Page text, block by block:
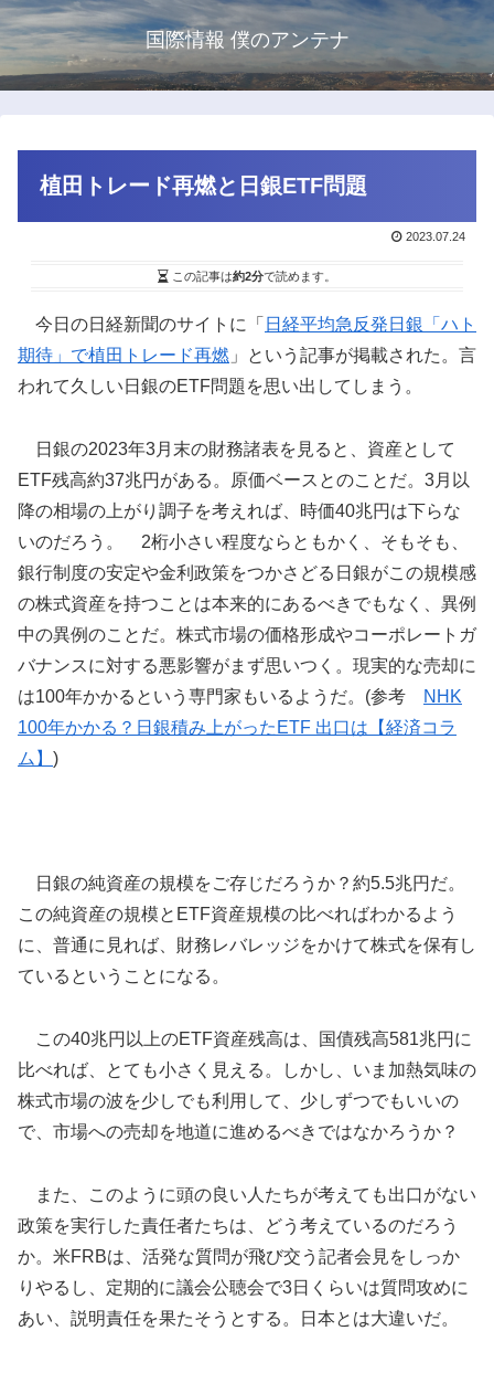
国際情報 僕のアンテナ
植田トレード再燃と日銀ETF問題
2023.07.24
この記事は約2分で読めます。
今日の日経新聞のサイトに「 日経平均急反発日銀「ハト
期待」で植田トレード再燃 」という記事が掲載された。言
われて久しい日銀のETF問題を思い出してしまう。
日銀の2023年3月末の財務諸表を見ると、資産として
ETF残高約37兆円がある。原価ベースとのことだ。3月以
降の相場の上がり調子を考えれば、時価40兆円は下らな
いのだろう。 2桁小さい程度ならともかく、そもそも、
銀行制度の安定や金利政策をつかさどる日銀がこの規模感
の株式資産を持つことは本来的にあるべきでもなく、異例
中の異例のことだ。株式市場の価格形成やコーポレートガ
バナンスに対する悪影響がまず思いつく。現実的な売却に
は100年かかるという専門家もいるようだ。(参考
NHK
100年かかる？日銀積み上がったETF 出口は【経済コラ
ム】 )
日銀の純資産の規模をご存じだろうか？約5.5兆円だ。
この純資産の規模とETF資産規模の比べればわかるよう
に、普通に見れば、財務レバレッジをかけて株式を保有し
ているということになる。
この40兆円以上のETF資産残高は、国債残高581兆円に
比べれば、とても小さく見える。しかし、いま加熱気味の
株式市場の波を少しでも利用して、少しずつでもいいの
で、市場への売却を地道に進めるべきではなかろうか？
また、このように頭の良い人たちが考えても出口がない
政策を実行した責任者たちは、どう考えているのだろう
か。米FRBは、活発な質問が飛び交う記者会見をしっか
りやるし、定期的に議会公聴会で3日くらいは質問攻めに
あい、説明責任を果たそうとする。日本とは大違いだ。